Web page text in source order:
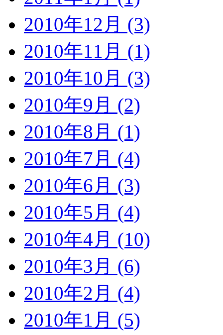
2010年12月 (3)
2010年11月 (1)
2010年10月 (3)
2010年9月 (2)
2010年8月 (1)
2010年7月 (4)
2010年6月 (3)
2010年5月 (4)
2010年4月 (10)
2010年3月 (6)
2010年2月 (4)
2010年1月 (5)